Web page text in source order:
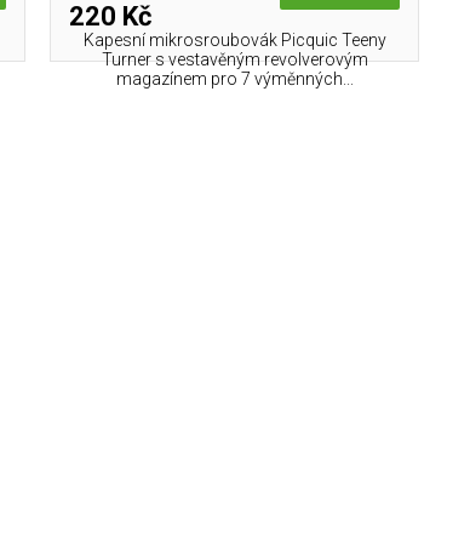
220 Kč
Kapesní mikros­roubovák Picquic Teeny
Turner s vestavěným revolverovým
magazínem pro 7 výměnných...